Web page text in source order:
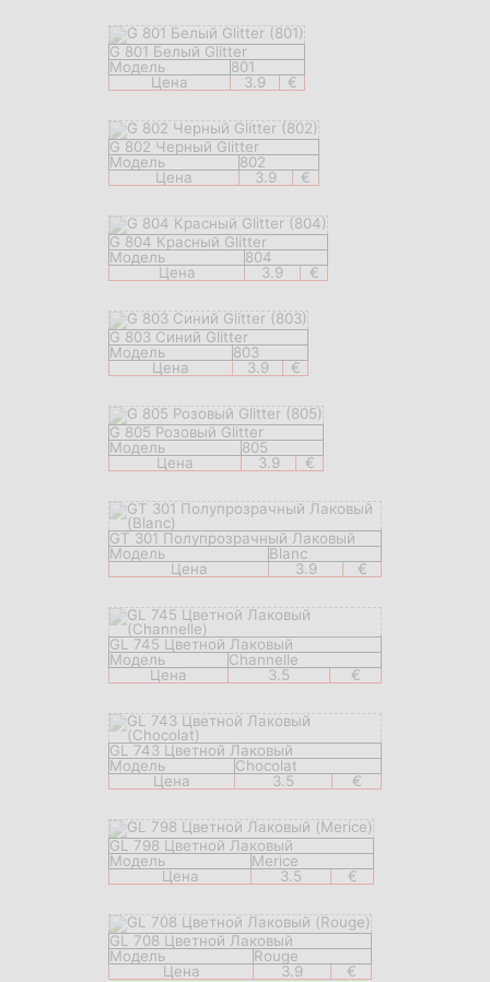
G 801 Белый Glitter
Модель
801
Цена
3.9 €
G 802 Черный Glitter
Модель
802
Цена
3.9 €
G 804 Красный Glitter
Модель
804
Цена
3.9 €
G 803 Синий Glitter
Модель
803
Цена
3.9 €
G 805 Розовый Glitter
Модель
805
Цена
3.9 €
GT 301 Полупрозрачный Лаковый
Модель
Blanc
Цена
3.9 €
GL 745 Цветной Лаковый
Модель
Channelle
Цена
3.5 €
GL 743 Цветной Лаковый
Модель
Chocolat
Цена
3.5 €
GL 798 Цветной Лаковый
Модель
Merice
Цена
3.5 €
GL 708 Цветной Лаковый
Модель
Rouge
Цена
3.9 €